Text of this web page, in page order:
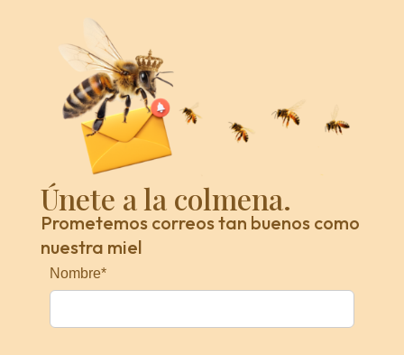
Únete a la colmena.
Prometemos correos tan buenos como
nuestra miel
Nombre*